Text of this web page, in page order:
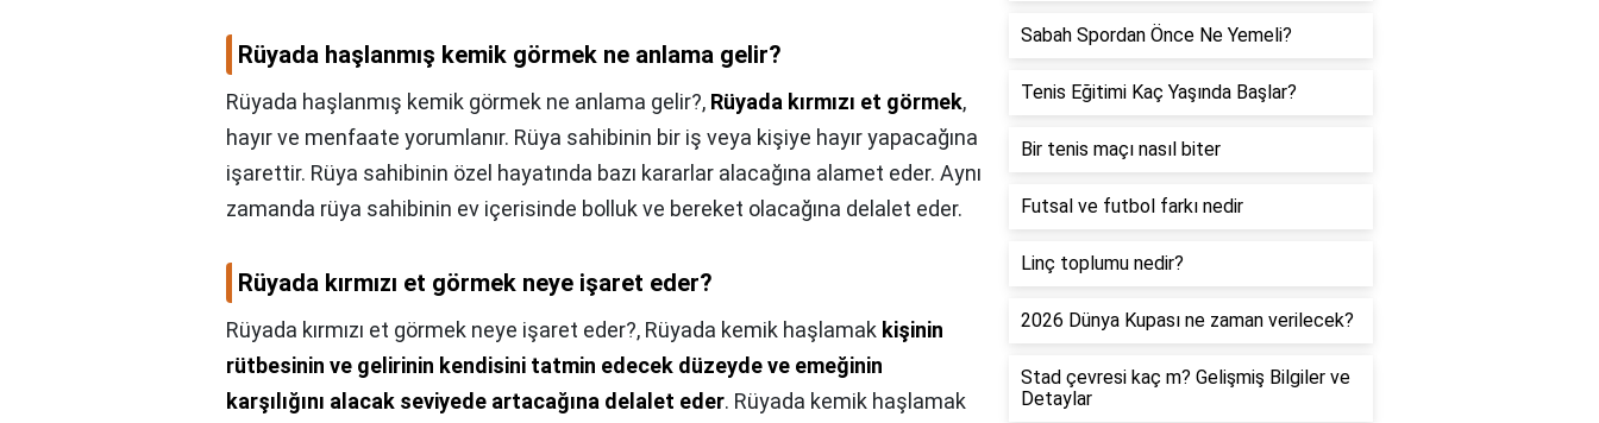
Rüyada haşlanmış kemik görmek ne anlama gelir?
Rüyada haşlanmış kemik görmek ne anlama gelir?, Rüyada kırmızı et görmek,
hayır ve menfaate yorumlanır. Rüya sahibinin bir iş veya kişiye hayır yapacağına
işarettir. Rüya sahibinin özel hayatında bazı kararlar alacağına alamet eder. Aynı
zamanda rüya sahibinin ev içerisinde bolluk ve bereket olacağına delalet eder.
Rüyada kırmızı et görmek neye işaret eder?
Rüyada kırmızı et görmek neye işaret eder?, Rüyada kemik haşlamak kişinin
rütbesinin ve gelirinin kendisini tatmin edecek düzeyde ve emeğinin
karşılığını alacak seviyede artacağına delalet eder. Rüyada kemik haşlamak
Sabah Spordan Önce Ne Yemeli?
Tenis Eğitimi Kaç Yaşında Başlar?
Bir tenis maçı nasıl biter
Futsal ve futbol farkı nedir
Linç toplumu nedir?
2026 Dünya Kupası ne zaman verilecek?
Stad çevresi kaç m? Gelişmiş Bilgiler ve
Detaylar